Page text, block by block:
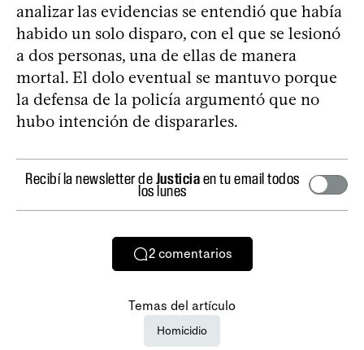
analizar las evidencias se entendió que había
habido un solo disparo, con el que se lesionó
a dos personas, una de ellas de manera
mortal. El dolo eventual se mantuvo porque
la defensa de la policía argumentó que no
hubo intención de dispararles.
Recibí la newsletter deJusticiaen tu email todos
los lunes
2 comentarios
Temas del artículo
Homicidio